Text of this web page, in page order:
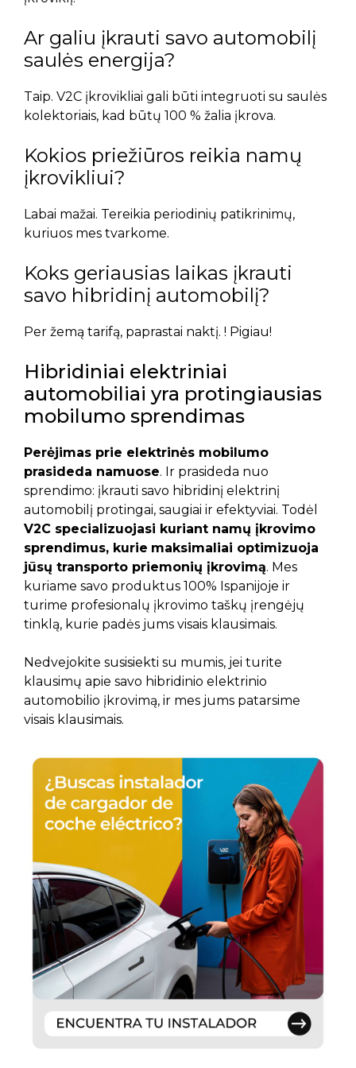
Ar galiu įkrauti savo automobilį
saulės energija?
Taip. V2C įkrovikliai gali būti integruoti su saulės
kolektoriais, kad būtų 100 % žalia įkrova.
Kokios priežiūros reikia namų
įkrovikliui?
Labai mažai. Tereikia periodinių patikrinimų,
kuriuos mes tvarkome.
Koks geriausias laikas įkrauti
savo hibridinį automobilį?
Per žemą tarifą, paprastai naktį. ! Pigiau!
Hibridiniai elektriniai
automobiliai yra protingiausias
mobilumo sprendimas
Perėjimas prie elektrinės mobilumo
prasideda namuose. Ir prasideda nuo
sprendimo: įkrauti savo hibridinį elektrinį
automobilį protingai, saugiai ir efektyviai. Todėl
V2C specializuojasi kuriant namų įkrovimo
sprendimus, kurie maksimaliai optimizuoja
jūsų transporto priemonių įkrovimą. Mes
kuriame savo produktus 100% Ispanijoje ir
turime profesionalų įkrovimo taškų įrengėjų
tinklą, kurie padės jums visais klausimais.
Nedvejokite susisiekti su mumis, jei turite
klausimų apie savo hibridinio elektrinio
automobilio įkrovimą, ir mes jums patarsime
visais klausimais.